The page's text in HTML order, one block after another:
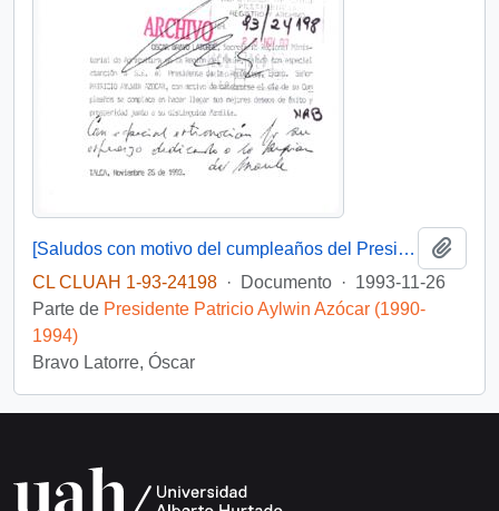
[Saludos con motivo del cumpleaños del Presidente]
CL CLUAH 1-93-24198 · Documento · 1993-11-26
Parte de Presidente Patricio Aylwin Azócar (1990-
1994)
Bravo Latorre, Óscar